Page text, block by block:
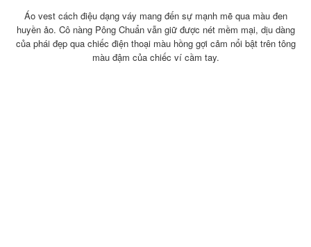
Áo vest cách điệu dạng váy mang đến sự mạnh mẽ qua màu đen
huyền ảo. Cô nàng Pông Chuẩn vẫn giữ được nét mềm mại, dịu dàng
của phái đẹp qua chiếc điện thoại màu hồng gợi cảm nổi bật trên tông
màu đậm của chiếc ví cầm tay.